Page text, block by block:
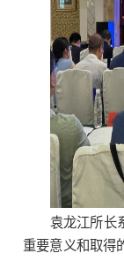
袁龙江所长
重要意义和取得